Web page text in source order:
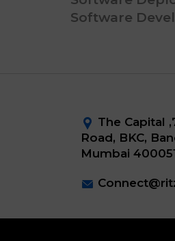
Software
The Capital
Road, BKC,
Mumbai